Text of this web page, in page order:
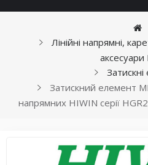
Лінійні напрямні,
Затискний елемент
напрямних HIWIN серії